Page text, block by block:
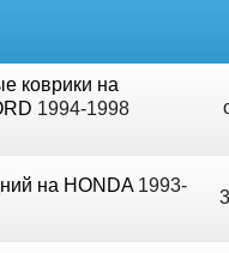
коврики на
1994-1998
на HONDA 1993-